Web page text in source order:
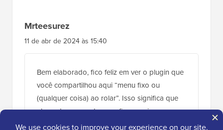
Mrteesurez
11 de abr de 2024 às 15:40
Bem elaborado, fico feliz em ver o plugin que
você compartilhou aqui “menu fixo ou
(qualquer coisa) ao rolar”. Isso significa que
ele pode ser usado para fixar quaisquer
elementos além do menu.